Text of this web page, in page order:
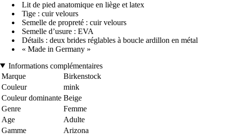
Lit de pied anatomique en liège et latex
Tige : cuir velours
Semelle de propreté : cuir velours
Semelle d’usure : EVA
Détails : deux brides réglables à boucle ardillon en métal
« Made in Germany »
Informations complémentaires
Marque
Birkenstock
Couleur
mink
Couleur dominante Beige
Genre
Femme
Age
Adulte
Gamme
Arizona